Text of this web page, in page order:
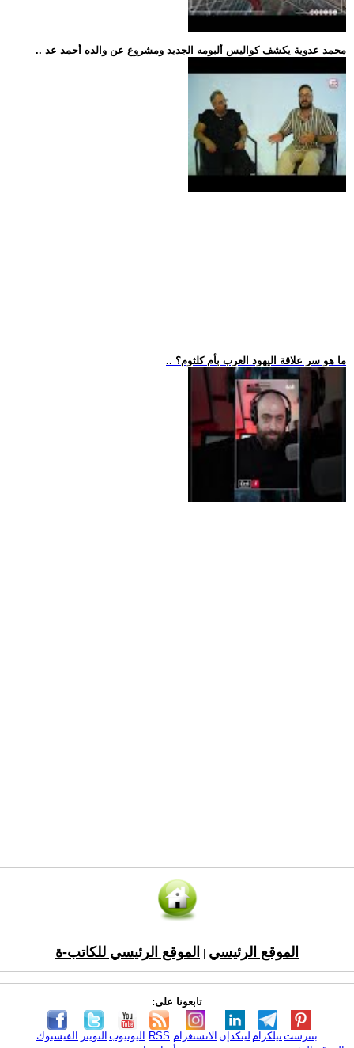
.. محمد عدوية يكشف كواليس ألبومه الجديد ومشروع عن والده أحمد عد
.. ما هو سر علاقة اليهود العرب بأم كلثوم؟
الموقع الرئيسي الموقع الرئيسي للكاتب-ة
تابعونا على:
الفيسبوك التويتر اليوتيوب RSS الانستغرام لينكدإن تيلكرامبنترست